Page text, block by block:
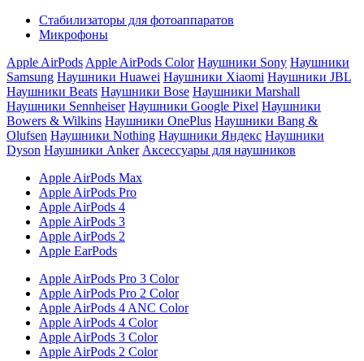
Стабилизаторы для фотоаппаратов
Микрофоны
Apple AirPods Apple AirPods Color Наушники Sony Наушники
Samsung Наушники Huawei Наушники Xiaomi Наушники JBL
Наушники Beats Наушники Bose Наушники Marshall
Наушники Sennheiser Наушники Google Pixel Наушники
Bowers & Wilkins Наушники OnePlus Наушники Bang &
Olufsen Наушники Nothing Наушники Яндекс Наушники
Dyson Наушники Anker Аксессуары для наушников
Apple AirPods Max
Apple AirPods Pro
Apple AirPods 4
Apple AirPods 3
Apple AirPods 2
Apple EarPods
Apple AirPods Pro 3 Color
Apple AirPods Pro 2 Color
Apple AirPods 4 ANC Color
Apple AirPods 4 Color
Apple AirPods 3 Color
Apple AirPods 2 Color